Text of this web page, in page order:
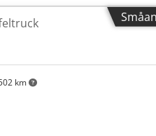
16/70-20 Framdäck
Bakdäck skick: 80 - 100%
+ BREDD AXEL 1800mm
framruta, värme,
LED, säte,
/ Förberedd för STVO-
V /
km